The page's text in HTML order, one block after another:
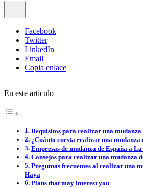
Facebook
Twitter
LinkedIn
Email
Copia enlace
En este artículo
Requisitos para realizar una
¿Cuánto cuesta realizar una mudanza
Empresas de mudanza de España a
Consejos para realizar una mudanza
Preguntas frecuentes al realizar una
Haya
Plans that may interest you